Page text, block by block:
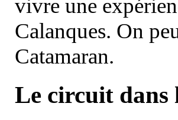
vivre une
Calanques. On
Catamaran.
Le circuit dans